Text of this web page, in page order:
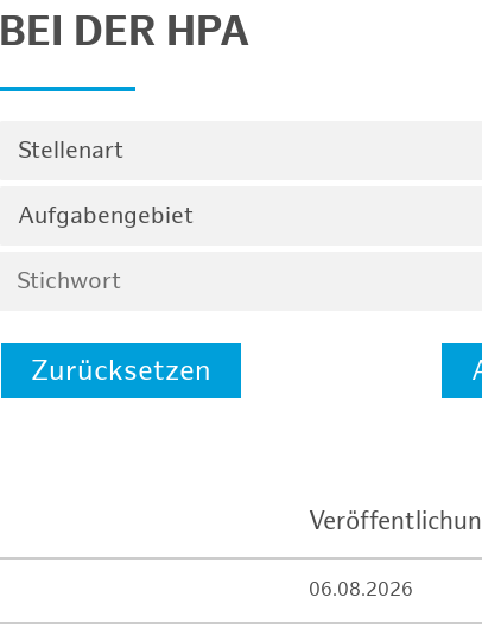
BEI DER HPA
Stellenart
Aufgabengebiet
Zurücksetzen
06.08.2026